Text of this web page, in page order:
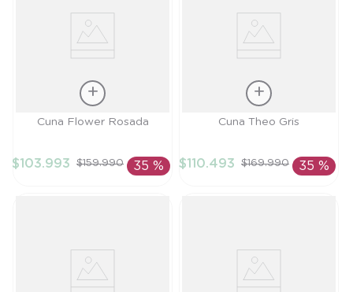
TallaCuna Flower Rosada
$103.993 $159.990 35 %
Cuna Theo Gris
$110.493 $169.990 35 %